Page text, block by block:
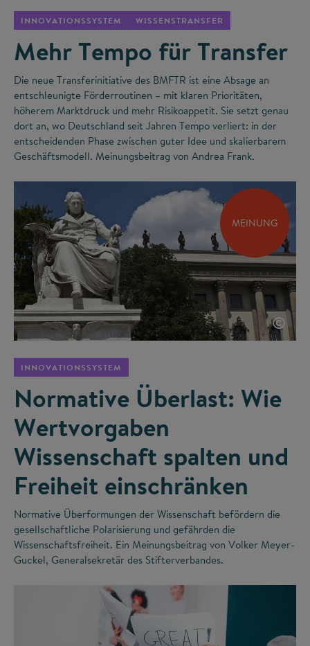
INNOVATIONSSYSTEM WISSENSTRANSFER
Mehr Tempo für Transfer
Die neue Transferinitiative des BMFTR ist eine Absage an
entschleunigte Förderroutinen – mit klaren Prioritäten,
höherem Marktdruck und mehr Risikoappetit. Sie setzt genau
dort an, wo Deutschland seit Jahren Tempo verliert: in der
entscheidenden Phase zwischen guter Idee und skalierbarem
Geschäftsmodell. Meinungsbeitrag von Andrea Frank.
MEINUNG
©
INNOVATIONSSYSTEM
Normative Überlast: Wie
Wertvorgaben
Wissenschaft spalten und
Freiheit einschränken
Normative Überformungen der Wissenschaft befördern die
gesellschaftliche Polarisierung und gefährden die
Wissenschaftsfreiheit. Ein Meinungsbeitrag von Volker Meyer-
Guckel, Generalsekretär des Stifterverbandes.